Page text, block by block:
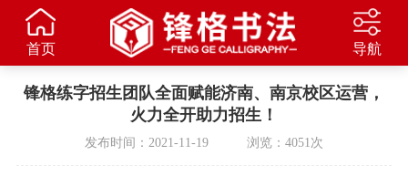
首页 导航
锋格练字招生团队全面赋能济南、南京校区运营，
火力全开助力招生！
发布时间：2021-11-19 浏览：4051次